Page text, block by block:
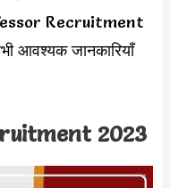
Recruitment
आवश्यक जानकारियाँ
2023